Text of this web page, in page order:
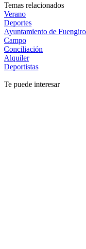
Temas relacionados
Verano
Deportes
Ayuntamiento de
Campo
Conciliación
Alquiler
Deportistas
Te puede interesar